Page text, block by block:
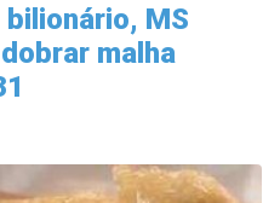
MS
malha